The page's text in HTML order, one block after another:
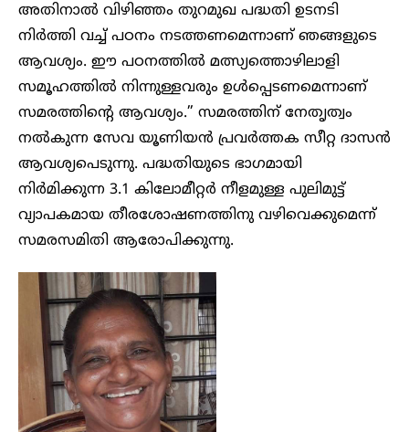
അതിനാൽ വിഴിഞ്ഞം തുറമുഖ പദ്ധതി ഉടനടി
നിർത്തി വച്ച് പഠനം നടത്തണമെന്നാണ് ഞങ്ങളുടെ
ആവശ്യം. ഈ പഠനത്തിൽ മത്സ്യത്തൊഴിലാളി
സമൂഹത്തിൽ നിന്നുള്ളവരും ഉൾപ്പെടണമെന്നാണ്
സമരത്തിന്റെ ആവശ്യം.” സമരത്തിന് നേതൃത്വം
നൽകുന്ന സേവ യൂണിയൻ പ്രവർത്തക സീറ്റ ദാസൻ
ആവശ്യപെടുന്നു. പദ്ധതിയുടെ ഭാഗമായി
നിർമിക്കുന്ന 3.1 കിലോമീറ്റർ നീളമുള്ള പുലിമുട്ട്
വ്യാപകമായ തീരശോഷണത്തിനു വഴിവെക്കുമെന്ന്
സമരസമിതി ആരോപിക്കുന്നു.